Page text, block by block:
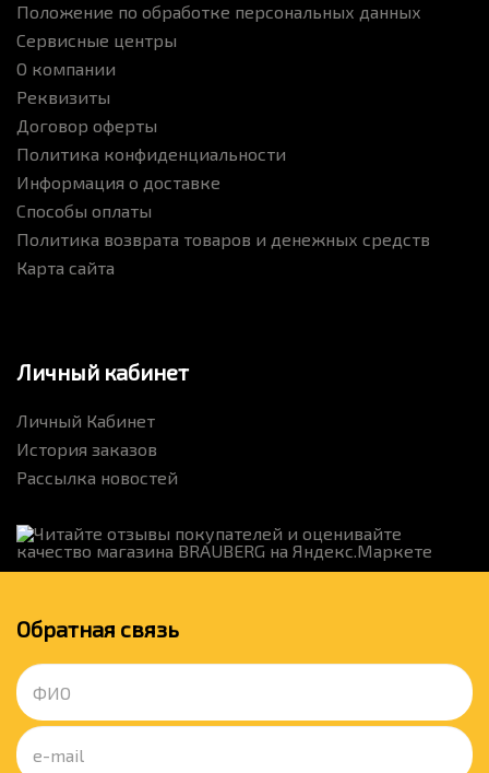
Положение по обработке персональных данных
Сервисные центры
О компании
Реквизиты
Договор оферты
Политика конфиденциальности
Информация о доставке
Способы оплаты
Политика возврата товаров и денежных средств
Карта сайта
Личный кабинет
Личный Кабинет
История заказов
Рассылка новостей
Обратная связь